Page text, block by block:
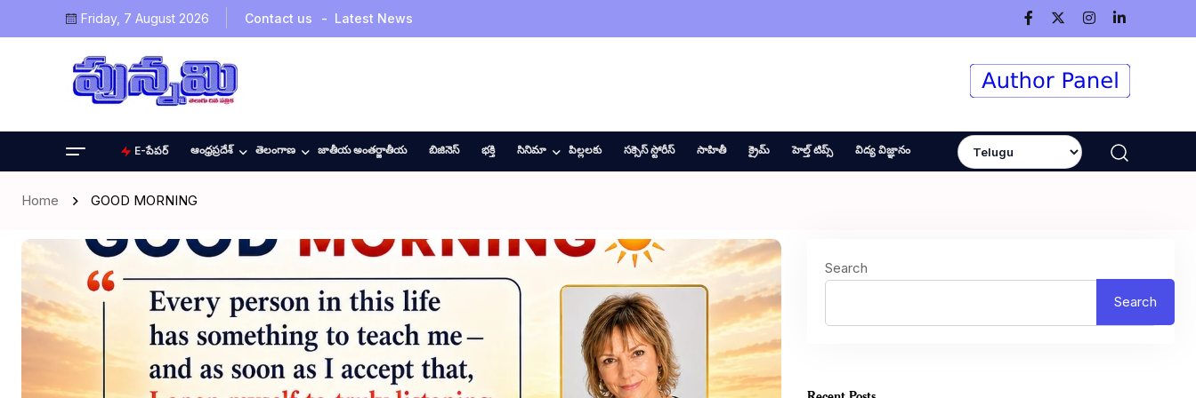
Friday, 7 August 2026 Contact us Latest News
E-పేపర్ ఆంధ్రప్రదేశ్ తెలంగాణ జాతీయ అంతర్జాతీయ బిజినెస్ భక్తి సినిమా పిల్లలకు సక్సెస్ స్టోరీస్ సాహితీ క్రైమ్ హెల్త్ టిప్స్ విద్య విజ్ఞానం
Home GOOD MORNING
Search
Search